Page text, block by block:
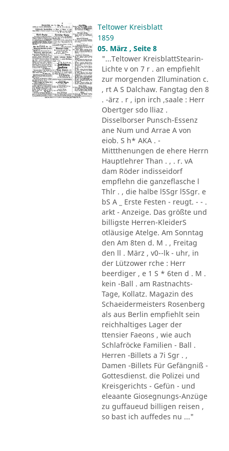
Teltower Kreisblatt
1859
05. März , Seite 8
"...Teltower KreisblattStearin-
Lichte v on 7 r . an empfiehlt
zur morgenden Zllumination c.
, rt A S Dalchaw. Fangtag den 8
. -ärz . r , ipn irch ,saale : Herr
Obertger sdo lliaz .
Disselborser Punsch-Essenz
ane Num und Arrae A von
eiob. S h* AKA . -
Mittthenungen de ehere Herrn
Hauptlehrer Than . , . r. vA
dam Röder indisseidorf
empflehn die ganzeflasche l
Thlr . , die halbe l5Sgr l5Sgr. e
bS A _ Erste Festen - reugt. - - .
arkt - Anzeige. Das größte und
billigste Herren-KleiderS
otläusige Atelge. Am Sonntag
den Am 8ten d. M . , Freitag
den ll . März , v0--lk - uhr, in
der Lützower rche : Herr
beerdiger , e 1 S * 6ten d . M .
kein -Ball . am Rastnachts-
Tage, Kollatz. Magazin des
Schaeidermeisters Rosenberg
als aus Berlin empfiehlt sein
reichhaltiges Lager der
ttensier Faeons , wie auch
Schlafröcke Familien - Ball .
Herren -Billets a 7i Sgr . ,
Damen -Billets Für Gefängniß -
Gottesdienst. die Polizei und
Kreisgerichts - Gefün - und
eleaante Giosegnungs-Anzüge
zu guffaueud billigen reisen ,
so bast ich auffedes nu ..."